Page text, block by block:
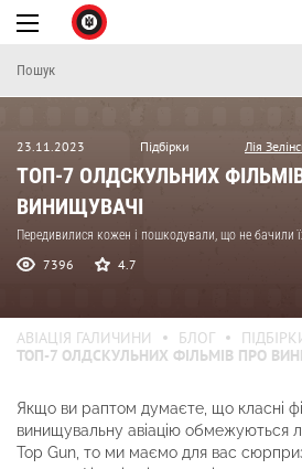
23.11.2023 Підбірки Лія
ТОП-7 ОЛДСКУЛЬНИХ
ВИНИЩУВАЧІ
Передивилися кожен і пошкодували, що не бачили
7396 4.7
АВІАЦІЯ ГАЛИЧИНИ БЛОГ
ТОП-7 ОЛДСКУЛЬНИХ ФІЛЬМІВ ПРО
Якщо ви раптом думаєте, що класні
винищувальну авіацію обмежуються
Top Gun, то ми маємо для вас